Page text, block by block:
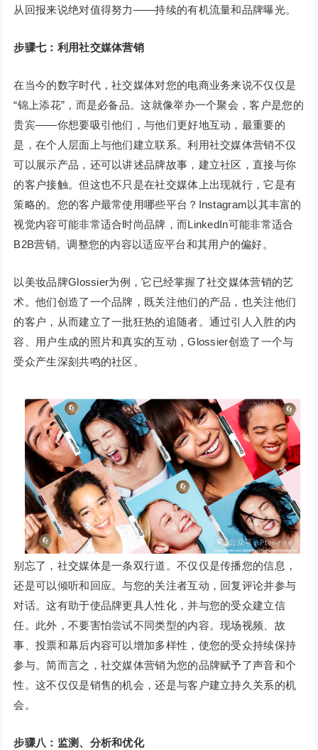
从回报来说绝对值得努力——持续的有机流量和品牌曝光。
步骤七：利用社交媒体营销
在当今的数字时代，社交媒体对您的电商业务来说不仅仅是
“锦上添花”，而是必备品。这就像举办一个聚会，客户是您的
贵宾——你想要吸引他们，与他们更好地互动，最重要的
是，在个人层面上与他们建立联系。利用社交媒体营销不仅
可以展示产品，还可以讲述品牌故事，建立社区，直接与你
的客户接触。但这也不只是在社交媒体上出现就行，它是有
策略的。您的客户最常使用哪些平台？Instagram以其丰富的
视觉内容可能非常适合时尚品牌，而LinkedIn可能非常适合
B2B营销。调整您的内容以适应平台和其用户的偏好。
以美妆品牌Glossier为例，它已经掌握了社交媒体营销的艺
术。他们创造了一个品牌，既关注他们的产品，也关注他们
的客户，从而建立了一批狂热的追随者。通过引人入胜的内
容、用户生成的照片和真实的互动，Glossier创造了一个与
受众产生深刻共鸣的社区。
别忘了，社交媒体是一条双行道。不仅仅是传播您的信息，
还是可以倾听和回应。与您的关注者互动，回复评论并参与
对话。这有助于使品牌更具人性化，并与您的受众建立信
任。此外，不要害怕尝试不同类型的内容。现场视频、故
事、投票和幕后内容可以增加多样性，使您的受众持续保持
参与。简而言之，社交媒体营销为您的品牌赋予了声音和个
性。这不仅仅是销售的机会，还是与客户建立持久关系的机
会。
步骤八：监测、分析和优化